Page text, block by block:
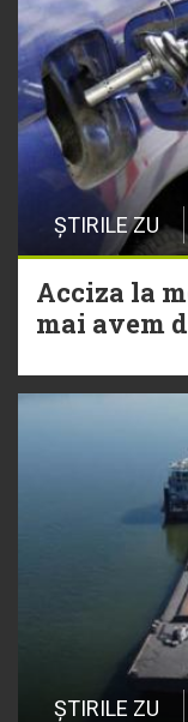
ȘTIRILE ZU
Acciza la
mai avem
ȘTIRILE ZU